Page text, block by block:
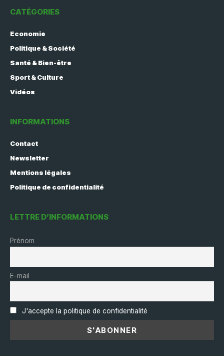
CATÉGORIES
Economie
Politique & Société
Santé & Bien-être
Sport & Culture
Vidéos
INFORMATIONS
Contact
Newsletter
Mentions légales
Politique de confidentialité
LETTRE D’INFORMATIONS
Prénom
E-mail
J'accepte la politique de confidentialité